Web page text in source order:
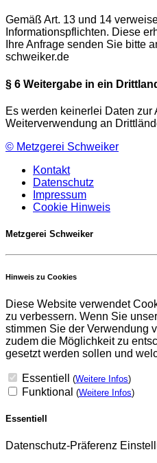
Gemäß Art. 13 und 14
Informationspflichten. Diese
Ihre Anfrage senden Sie bitte
schweiker.de
§ 6 Weitergabe in ein
Es werden keinerlei Daten zur
Weiterverwendung an
© Metzgerei Schweiker
Kontakt
Datenschutz
Impressum
Cookie Hinweis
Metzgerei Schweiker
Hinweis zu Cookies
Diese Website verwendet
zu verbessern. Wenn Sie
stimmen Sie der Verwendung
zudem die Möglichkeit zu
gesetzt werden sollen und
Essentiell (Weitere Infos)
Funktional (Weitere Infos)
Essentiell
Datenschutz-Präferenz